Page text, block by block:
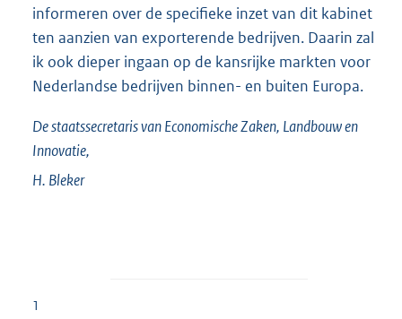
informeren over de specifieke inzet van dit kabinet
ten aanzien van exporterende bedrijven. Daarin zal
ik ook dieper ingaan op de kansrijke markten voor
Nederlandse bedrijven binnen- en buiten Europa.
De staatssecretaris van Economische Zaken, Landbouw en
Innovatie,
H. Bleker
1